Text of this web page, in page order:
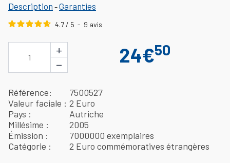
Description -Garanties
4.7/ 5 - 9 avis
1
+
−
24€50
Référence
7500527
Valeur faciale
2 Euro
Pays
Autriche
Millésime
2005
Émission
7000000 exemplaires
Catégorie
2 Euro commémoratives étrangères